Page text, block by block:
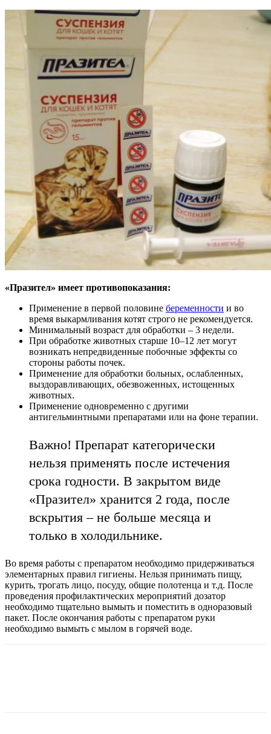
«Празител» имеет противопоказания:
Применение в первой половине беременности и во
время выкармливания котят строго не рекомендуется.
Минимальный возраст для обработки – 3 недели.
При обработке животных старше 10–12 лет могут
возникать непредвиденные побочные эффекты со
стороны работы почек.
Применение для обработки больных, ослабленных,
выздоравливающих, обезвоженных, истощенных
животных.
Применение одновременно с другими
антигельминтными препаратами или на фоне терапии.
Важно! Препарат категорически
нельзя применять после истечения
срока годности. В закрытом виде
«Празител» хранится 2 года, после
вскрытия – не больше месяца и
только в холодильнике.
Во время работы с препаратом необходимо придерживаться
элементарных правил гигиены. Нельзя принимать пищу,
курить, трогать лицо, посуду, общие полотенца и т.д. После
проведения профилактических мероприятий дозатор
необходимо тщательно вымыть и поместить в одноразовый
пакет. После окончания работы с препаратом руки
необходимо вымыть с мылом в горячей воде.